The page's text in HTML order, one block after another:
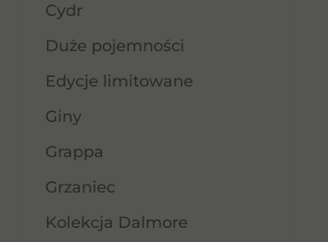
Cydr
Duże pojemności
Edycje limitowane
Giny
Grappa
Grzaniec
Kolekcja Dalmore